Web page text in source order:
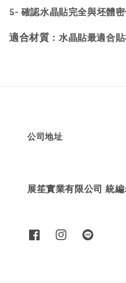
5- 確認水晶貼完全與坯體密
適合材質 ：水晶貼最適合
公司地址
展笙實業有限公司 統